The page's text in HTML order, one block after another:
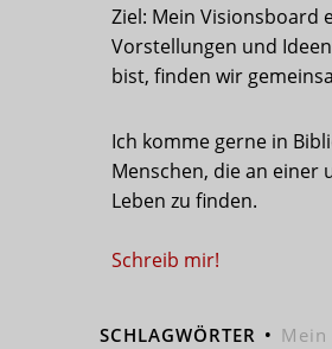
Ziel: Mein Visionsboard
Vorstellungen und
bist, finden wir
Ich komme gerne in
Menschen, die an einer
Leben zu finden.
Schreib mir!
SCHLAGWÖRTER Mein